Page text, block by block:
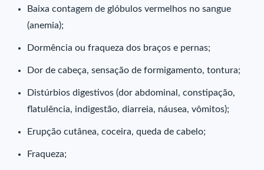
Baixa contagem de glóbulos vermelhos no sangue
(anemia);
Dormência ou fraqueza dos braços e pernas;
Dor de cabeça, sensação de formigamento, tontura;
Distúrbios digestivos (dor abdominal, constipação,
flatulência, indigestão, diarreia, náusea, vômitos);
Erupção cutânea, coceira, queda de cabelo;
Fraqueza;